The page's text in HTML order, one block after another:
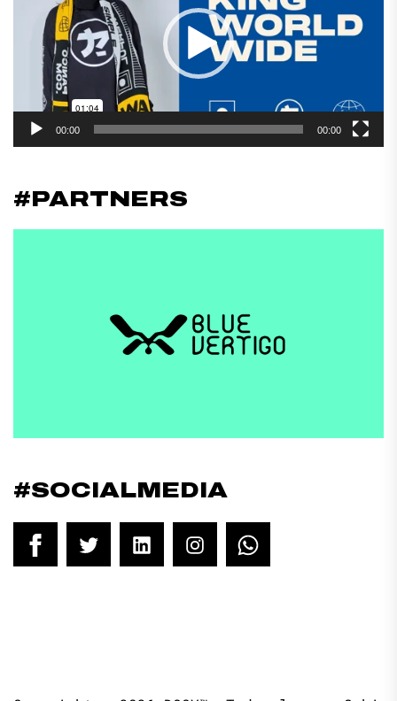
00:00 00:00
#PARTNERS
#SOCIALMEDIA
FacebookTwitter LinkedInInstagram